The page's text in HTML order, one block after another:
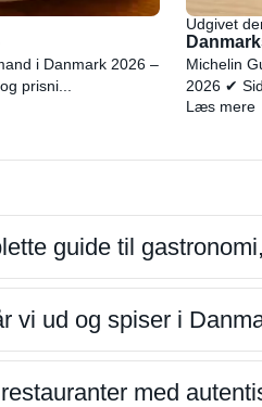
i Danmark 2026 –
prisni...
Udgivet
Michelin
2026 ✔
Læs mere
guide til
vi ud og spiser i
med